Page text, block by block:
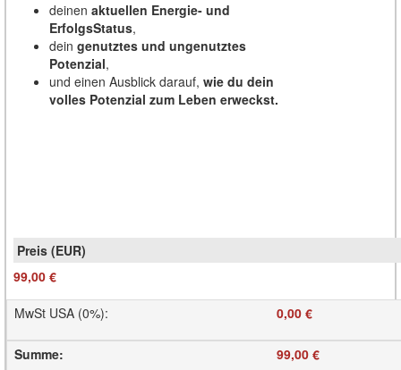
deinen aktuellen Energie- und
ErfolgsStatus,
dein genutztes und ungenutztes
Potenzial,
und einen Ausblick darauf, wie du dein
volles Potenzial zum Leben erweckst.
99,00 €
MwSt USA (0%): 0,00 €
Summe: 99,00 €